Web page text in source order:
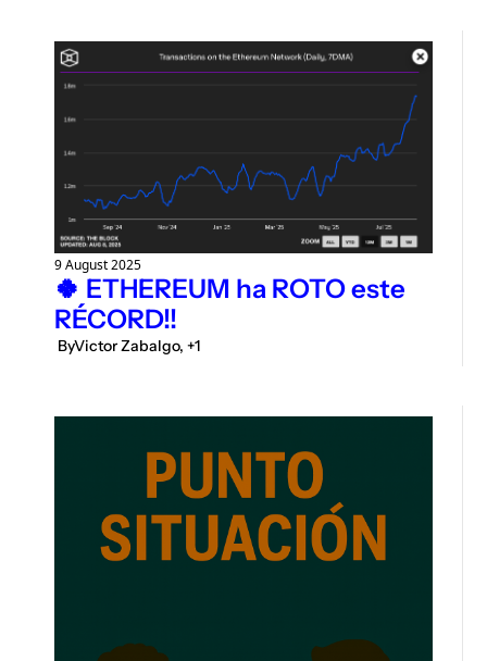
9 August 2025
🍀 ETHEREUM ha ROTO este
RÉCORD!!
ByVictor Zabalgo, +1